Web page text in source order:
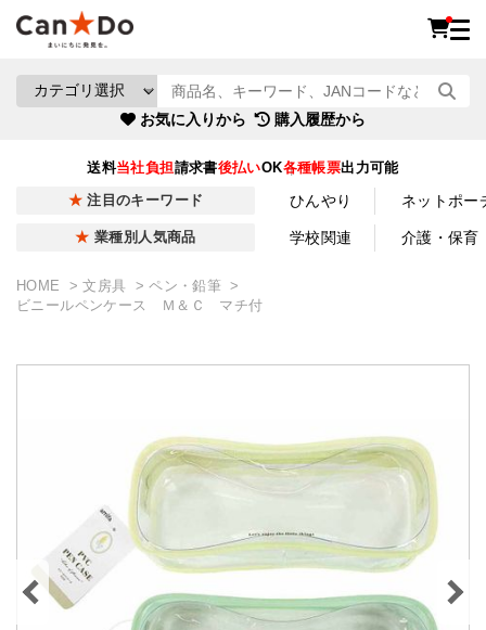
お気に入りから 購入履歴から
送料当社負担請求書後払いOK各種帳票出力可能
注目のキーワード ひんやり ネットポー
業種別人気商品 学校関連 介護・保育
HOME 文房具
ペン・鉛筆
ビニールペンケース Ｍ＆Ｃ マチ付